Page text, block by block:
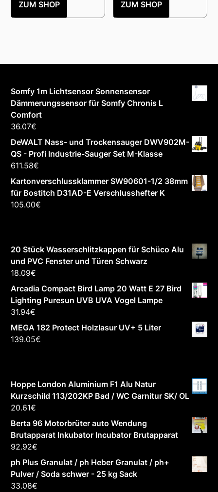
ZUM SHOP ZUM SHOP
Somfy 1m Lichtsensor Sonnensensor
Dämmerungssensor für Somfy Chronis L
Comfort
36.07€
DeWALT Nass- und Trockensauger DWV902M-
QS - Profi Industrie-Sauger Set M-Klasse
611.58€
Kartonverschlussklammer SW90601-1/2 38mm
für Bostitch D31AD-E Verschlusshefter K
105.00€
20 Stück Wasserschlitzkappen für Schüco Alu
und PVC Fenster und Türen Schwarz
18.09€
Arcadia Compact Bird Lamp 20 Watt E 27 Bird
Lighting Puresun UVB UVA Vogel Lampe
31.94€
MEGA 182 Protect Holzlasur UV+ 5 Liter
139.05€
Hoppe London Aluminium F1 Alu Natur
Kurzschild 113/202KP Bad / WC Garnitur SK/ OL
20.61€
Berta 96 Motorbrüter auto Wendung
Brutapparat Inkubator Incubator Brutapparat
92.92€
ph Plus Granulat / ph Heber Granulat / ph+
Pulver / Soda schwer - 25 kg Sack
33.08€